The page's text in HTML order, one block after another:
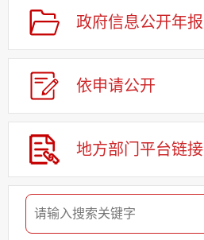
建议提案办理
公务员及事业单位招录
应急管理
回应关切
监督保障
其他法定信息
基层重点领域信息公开
政府信息公开年报
依申请公开
地方部门 平台链接